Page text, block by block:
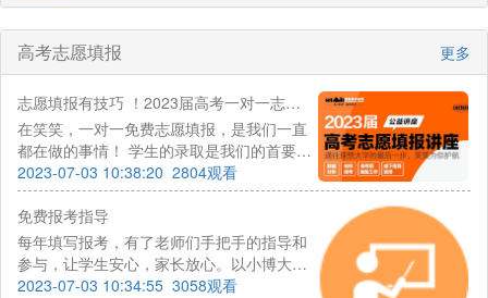
高考志愿填报 更多
志愿填报有技巧 ！2023届高考一对一志愿填报公益活动，开启预约！
在笑笑，一对一免费志愿填报，是我们一直
都在做的事情！ 学生的录取是我们的首要标
准。笑笑美术兵团，自成立以来，便组建了
一支专业的志愿指导团队，从整理数据到现
场答疑解惑，我们竭尽全力为考生做好高考
最后一站服务，为考生的录取保驾护航，绝
不辜负考生的每一分努力！
2023-07-03 10:38:20 2804观看
免费报考指导
每年填写报考，有了老师们手把手的指导和
参与，让学生安心，家长放心。以小博大，
以弱胜强，每个人都能找到适合自己的发
2023-07-03 10:34:55 3058观看